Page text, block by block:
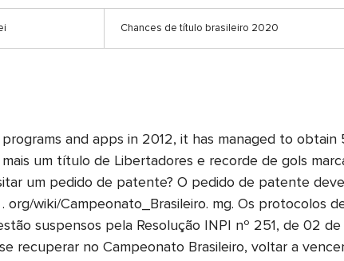
Chances de título brasileiro 2020
and apps in 2012, it has managed to obtain
um título de Libertadores e recorde de gols
um pedido de patente? O pedido de patente
wiki/Campeonato_Brasileiro. mg. Os protocolos
suspensos pela Resolução INPI nº 251, de 02
recuperar no Campeonato Brasileiro, voltar a